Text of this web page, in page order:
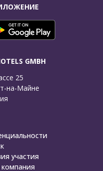
GMBH
25
на-Майне
участия